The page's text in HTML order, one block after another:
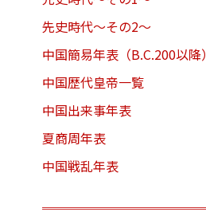
先史時代～その2～
中国簡易年表（B.C.200以降）
中国歴代皇帝一覧
中国出来事年表
夏商周年表
中国戦乱年表